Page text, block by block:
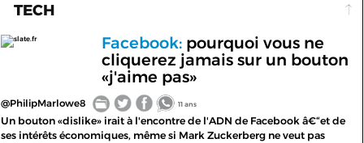
TECH
slate.fr Facebook:pourquoi vous ne
cliquerez jamais sur un bouton
«j'aime pas»
@PhilipMarlowe8 11 ans
Un bouton «dislike» irait à l'encontre de l'ADN de Facebook â€“et de
ses intérêts économiques, même si Mark Zuckerberg ne veut pas